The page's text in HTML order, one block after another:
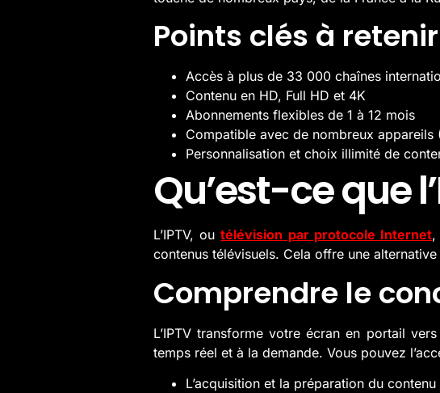
Points clés à retenir
Accès à plus de 33 000 chaînes
Contenu en HD, Full HD et 4K
Abonnements flexibles de 1 à 12 mois
Compatible avec de nombreux appareils
Personnalisation et choix illimité de
Qu’est-ce que
L’IPTV, outélévision par protocole Internet,
contenus télévisuels. Cela offre une
Comprendre le
L’IPTV transforme votre écran en portail
temps réel et à la demande. Vous pouvez
L’acquisition et la préparation du contenu